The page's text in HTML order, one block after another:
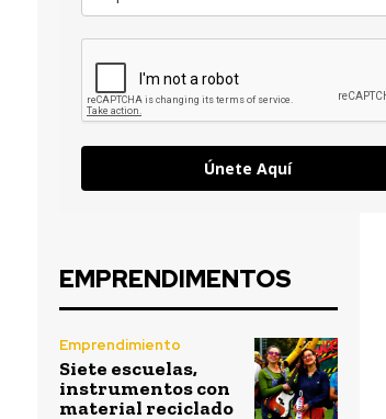
Únete Aquí
EMPRENDIMENTOS
Emprendimiento
Siete escuelas,
instrumentos con
material reciclado